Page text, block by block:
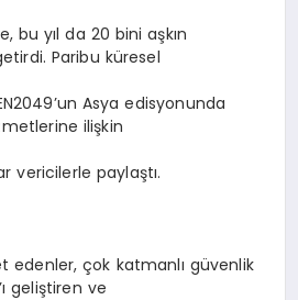
bu yıl da 20 bini aşkın
Paribu küresel
Asya edisyonunda
ilişkin
vericilerle paylaştı.
edenler, çok katmanlı güvenlik
geliştiren ve